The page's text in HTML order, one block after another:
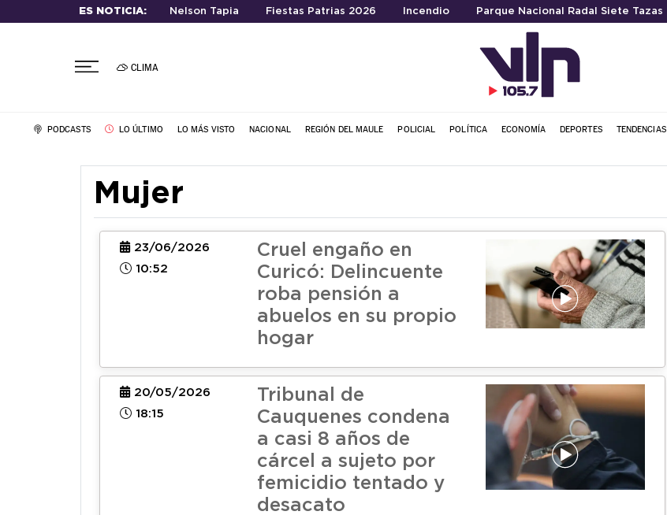
ES NOTICIA: Nelson Tapia Fiestas Patrias 2026 Incendio Parque Nacional Radal Siete Tazas
CLIMA
PODCASTS LO ÚLTIMO LO MÁS VISTO NACIONAL REGIÓN DEL MAULE POLICIAL POLÍTICA ECONOMÍA DEPORTES TENDENCIAS
Mujer
23/06/2026
10:52
Cruel engaño en
Curicó: Delincuente
roba pensión a
abuelos en su propio
hogar
20/05/2026
18:15
Tribunal de
Cauquenes condena
a casi 8 años de
cárcel a sujeto por
femicidio tentado y
desacato